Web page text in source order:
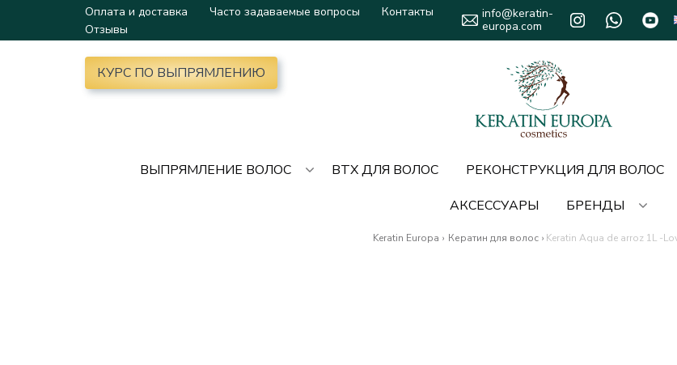
Оплата и доставка Часто задаваемые вопросы
Контакты
Отзывы
info@keratin-
europa.com
КУРС ПО ВЫПРЯМЛЕНИЮ
ВЫПРЯМЛЕНИЕ ВОЛОС BTX ДЛЯ ВОЛОС РЕКОНСТРУКЦИЯ ДЛЯ ВОЛОС
АКСЕССУАРЫ
БРЕНДЫ
Keratin Europa › Кератин для волос › Keratin Aqua de arroz 1L -